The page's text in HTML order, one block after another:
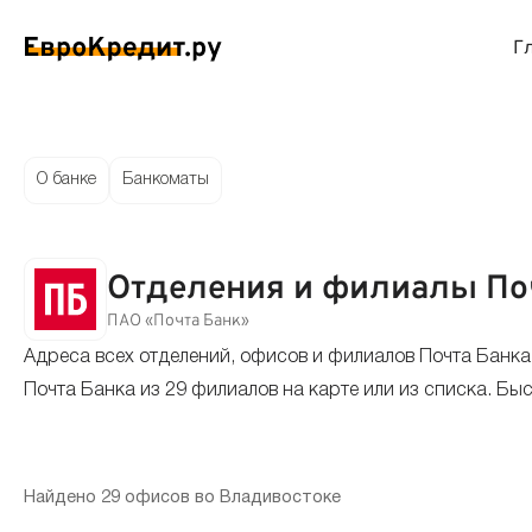
на карту
без отказа
с плохой КИ
до зарплаты
Мгновенные займы
Лучшие займы
Круглосуточные займы
С
Кредитные карты
Кредитные карты
О банке Банкоматы
Отделения и филиалы
ПАО «Почта Банк»
Адреса всех отделений, офисов и филиалов Почта
Почта Банка из 29 филиалов на карте или из списка.
Найдено 29 офисов во Владивостоке